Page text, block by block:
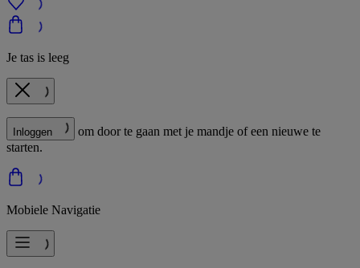
Je tas is leeg
Inloggen
om door te gaan met je mandje of een nieuwe te
starten.
Mobiele Navigatie